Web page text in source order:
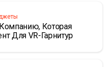
Которая
Для VR-Гарнитур